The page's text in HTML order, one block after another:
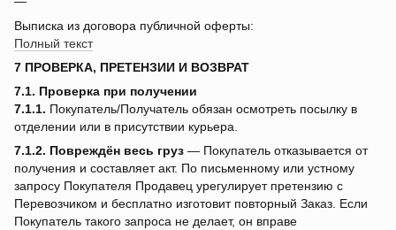
Выписка из договора публичной оферты:
Полный текст
7 ПРОВЕРКА, ПРЕТЕНЗИИ И ВОЗВРАТ
7.1. Проверка при получении
7.1.1. Покупатель/Получатель обязан осмотреть посылку в
отделении или в присутствии курьера.
7.1.2. Повреждён весь груз — Покупатель отказывается от
получения и составляет акт. По письменному или устному
запросу Покупателя Продавец урегулирует претензию с
Перевозчиком и бесплатно изготовит повторный Заказ. Если
Покупатель такого запроса не делает, он вправе